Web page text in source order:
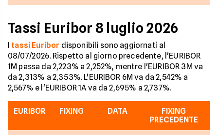
Tassi Euribor 8 luglio 2026
tassi Euribor disponibili sono aggiornati al
08/07/2026. Rispetto al giorno precedente, l'EURIBOR
1M passa da 2,223% a 2,252%, mentre l'EURIBOR 3M va
da 2,313% a 2,353%. L'EURIBOR 6M va da 2,542% a
2,567% e l'EURIBOR 1A va da 2,695% a 2,737%.
EURIBOR FIXING DATA
FIXING
PRECEDENTE